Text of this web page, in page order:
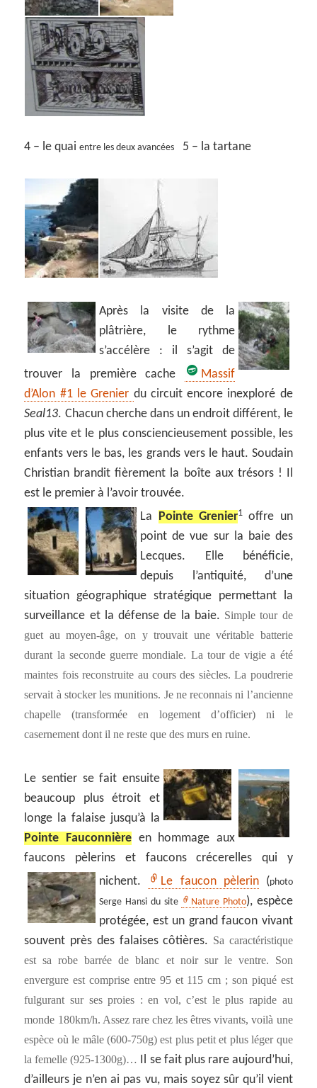
4 – le quaientre les deux avancées 5 – la tartane
Après la visite de la
plâtrière, le rythme
s’accélère : il s’agit de
trouver la première cache
Massif
d’Alon #1 le Grenier du circuit encore inexploré de
Seal13. Chacun cherche dans un endroit différent, le
plus vite et le plus consciencieusement possible, les
enfants vers le bas, les grands vers le haut. Soudain
Christian brandit fièrement la boîte aux trésors ! Il
est le premier à l’avoir trouvée.
La Pointe Grenier1
offre un
point de vue sur la baie des
Lecques. Elle bénéficie,
depuis l’antiquité, d’une
situation géographique stratégique permettant la
surveillance et la défense de la baie. Simple tour de
guet au moyen-âge, on y trouvait une véritable batterie
durant la seconde guerre mondiale. La tour de vigie a été
maintes fois reconstruite au cours des siècles. La poudrerie
servait à stocker les munitions. Je ne reconnais ni l’ancienne
chapelle (transformée en logement d’officier) ni le
casernement dont il ne reste que des murs en ruine.
Le sentier se fait ensuite
beaucoup plus étroit et
longe la falaise jusqu’à la
Pointe Fauconnièreen hommage aux
faucons pèlerins et faucons crécerelles qui y
nichent.
Le faucon pèlerin(photo
Serge Hansi du site
Nature Photo), espèce
protégée, est un grand faucon vivant
souvent près des falaises côtières. Sa caractéristique
est sa robe barrée de blanc et noir sur le ventre. Son
envergure est comprise entre 95 et 115 cm ; son piqué est
fulgurant sur ses proies : en vol, c’est le plus rapide au
monde 180km/h. Assez rare chez les êtres vivants, voilà une
espèce où le mâle (600-750g) est plus petit et plus léger que
la femelle (925-1300g)… Il se fait plus rare aujourd’hui,
d’ailleurs je n’en ai pas vu, mais soyez sûr qu’il vient